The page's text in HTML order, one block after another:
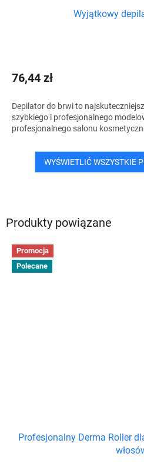
Produkty powiązane
Promocja
Polecane
Profesjonalny Derma Roller
Wyjątkowy
76,44 zł
Depilator do brwi to
szybkiego i profesjonalnego
profesjonalnego salonu
WYŚWIETLIĆ WSZYSTKIE